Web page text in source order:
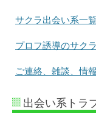
サクラ出会い系一
プロフ誘導のサク
ご連絡、雑談、情
出会い系トラ